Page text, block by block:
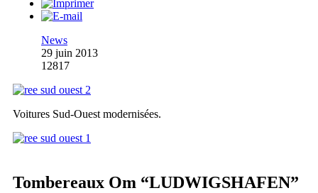
News
29 juin 2013
12817
Voitures Sud-Ouest modernisées.
Tombereaux Om “LUDWIGSHAFEN”